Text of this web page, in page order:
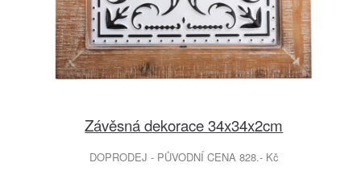
Závěsná dekorace 34x34x2cm
DOPRODEJ - PŮVODNÍ CENA 828.- Kč